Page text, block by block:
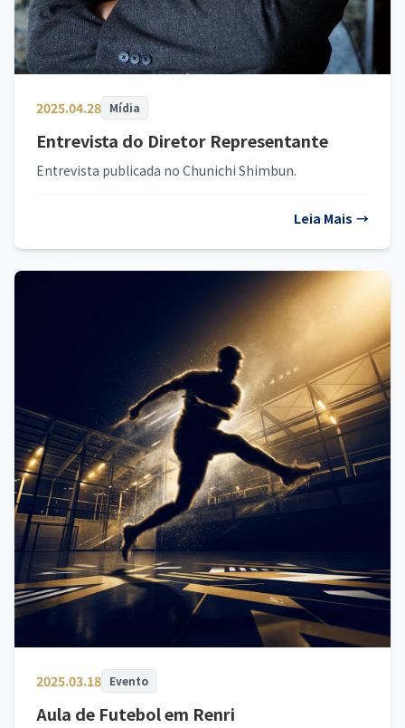
2025.04.28 Mídia
Entrevista do Diretor Representante
Entrevista publicada no Chunichi Shimbun.
Leia Mais →
2025.03.18 Evento
Aula de Futebol em Renri